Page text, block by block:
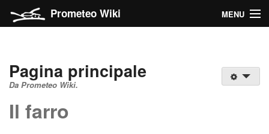
Prometeo Wiki MENU
Categorie del Wiki
Pagina principale
Da Prometeo Wiki.
Il farro